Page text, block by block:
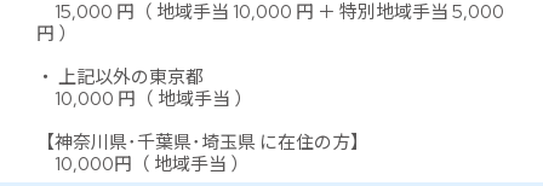
15,000 円（ 地域手当 10,000 円 ＋ 特別地域手当 5,000
円 ）
・ 上記以外の東京都
10,000 円（ 地域手当 ）
【神奈川県･千葉県･埼玉県 に在住の方】
10,000円（ 地域手当 ）